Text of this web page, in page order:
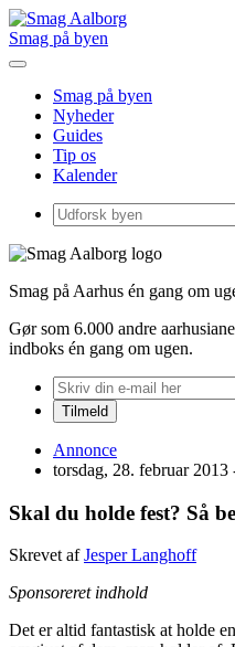
Smag på byen
Smag på byen
Nyheder
Guides
Tip os
Kalender
Smag på Aarhus én gang om
Gør som 6.000 andre
indboks én gang om ugen.
Annonce
torsdag, 28. februar 2013
Skal du holde fest? Så
Skrevet afJesper Langhoff
Sponsoreret indhold
Det er altid fantastisk at holde